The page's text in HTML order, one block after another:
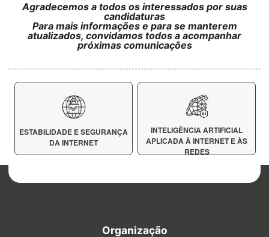
Agradecemos a todos os interessados por suas
candidaturas
Para mais informações e para se manterem
atualizados, convidamos todos a acompanhar
próximas comunicações
ESTABILIDADE E SEGURANÇA
DA INTERNET
INTELIGÊNCIA ARTIFICIAL
APLICADA À INTERNET E ÀS
REDES
Organização